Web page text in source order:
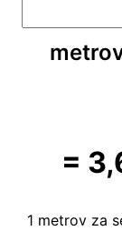
=
1 metrov za